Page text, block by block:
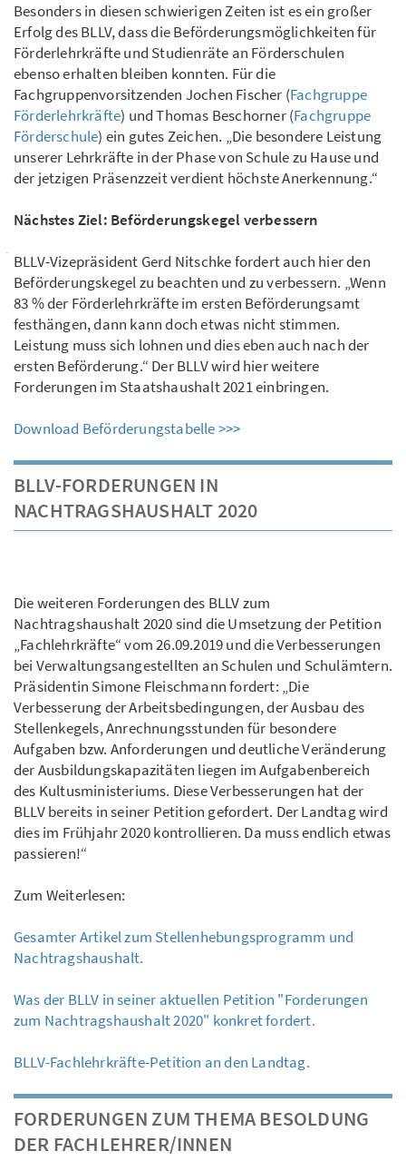
Besonders in diesen schwierigen Zeiten ist es ein großer
Erfolg des BLLV, dass die Beförderungsmöglichkeiten für
Förderlehrkräfte und Studienräte an Förderschulen
ebenso erhalten bleiben konnten. Für die
Fachgruppenvorsitzenden Jochen Fischer (Fachgruppe
Förderlehrkräfte) und Thomas Beschorner (Fachgruppe
Förderschule) ein gutes Zeichen. „Die besondere Leistung
unserer Lehrkräfte in der Phase von Schule zu Hause und
der jetzigen Präsenzzeit verdient höchste Anerkennung.“
Nächstes Ziel: Beförderungskegel verbessern
BLLV-Vizepräsident Gerd Nitschke fordert auch hier den
Beförderungskegel zu beachten und zu verbessern. „Wenn
83 % der Förderlehrkräfte im ersten Beförderungsamt
festhängen, dann kann doch etwas nicht stimmen.
Leistung muss sich lohnen und dies eben auch nach der
ersten Beförderung.“ Der BLLV wird hier weitere
Forderungen im Staatshaushalt 2021 einbringen.
Download Beförderungstabelle >>>
BLLV-FORDERUNGEN IN
NACHTRAGSHAUSHALT 2020
Die weiteren Forderungen des BLLV zum
Nachtragshaushalt 2020 sind die Umsetzung der Petition
„Fachlehrkräfte“ vom 26.09.2019 und die Verbesserungen
bei Verwaltungsangestellten an Schulen und Schulämtern.
Präsidentin Simone Fleischmann fordert: „Die
Verbesserung der Arbeitsbedingungen, der Ausbau des
Stellenkegels, Anrechnungsstunden für besondere
Aufgaben bzw. Anforderungen und deutliche Veränderung
der Ausbildungskapazitäten liegen im Aufgabenbereich
des Kultusministeriums. Diese Verbesserungen hat der
BLLV bereits in seiner Petition gefordert. Der Landtag wird
dies im Frühjahr 2020 kontrollieren. Da muss endlich etwas
passieren!“
Zum Weiterlesen:
Gesamter Artikel zum Stellenhebungsprogramm und
Nachtragshaushalt.
Was der BLLV in seiner aktuellen Petition "Forderungen
zum Nachtragshaushalt 2020" konkret fordert.
BLLV-Fachlehrkräfte-Petition an den Landtag.
FORDERUNGEN ZUM THEMA BESOLDUNG
DER FACHLEHRER/INNEN